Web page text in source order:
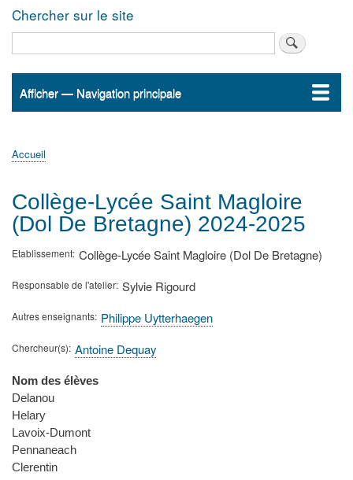
Chercher sur le site
Navigation
Afficher — Navigation principale
Accueil
ActualitésMATh.en.JEANS ?
Régions et Ateliers
Créer, gérer un atelier
Sujets/Publications
Congrès
d'Ariane
Accueil
Collège-Lycée Saint Magloire
(Dol De Bretagne) 2024-2025
Etablissement Collège-Lycée Saint Magloire (Dol De Bretagne)
Responsable de l'atelier Sylvie Rigourd
Autres enseignants Philippe Uytterhaegen
Chercheur(s) Antoine Dequay
Nom des élèves
Delanou
Helary
Lavoix-Dumont
Pennaneach
Clerentin